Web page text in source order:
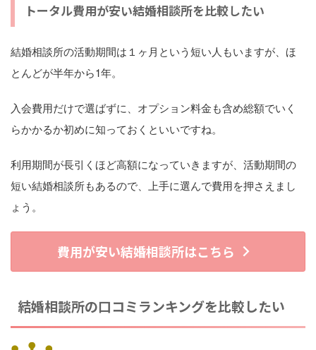
トータル費用が安い結婚相談所を比較したい
結婚相談所の活動期間は１ヶ月という短い人もいますが、ほ
とんどが半年から1年。
入会費用だけで選ばずに、オプション料金も含め総額でいく
らかかるか初めに知っておくといいですね。
利用期間が長引くほど高額になっていきますが、活動期間の
短い結婚相談所もあるので、上手に選んで費用を押さえまし
ょう。
費用が安い結婚相談所はこちら
結婚相談所の口コミランキングを比較したい